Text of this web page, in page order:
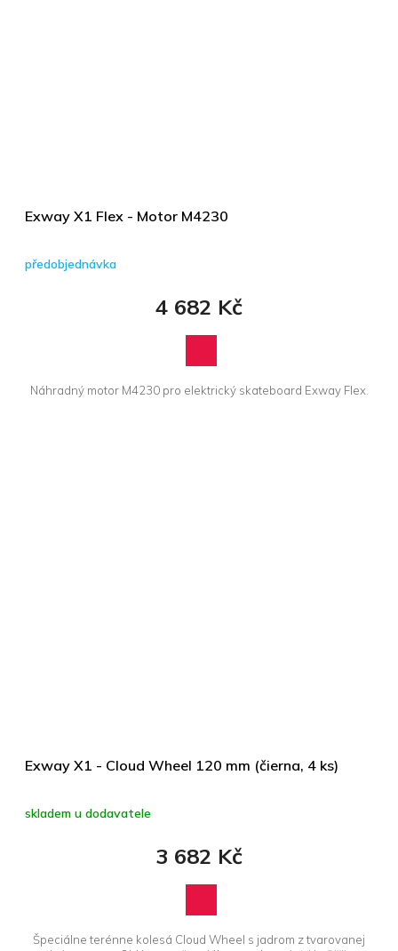
Exway X1 Flex - Motor M4230
předobjednávka
4 682 Kč
Náhradný motor M4230 pro elektrický skateboard Exway Flex.
Exway X1 - Cloud Wheel 120 mm (čierna, 4 ks)
skladem u dodavatele
3 682 Kč
Špeciálne terénne kolesá Cloud Wheel s jadrom z tvarovanej